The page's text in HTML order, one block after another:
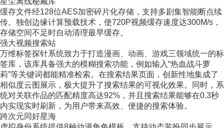
缓存文件经128位AES加密碎片化存储，支持多剧集智能断点续
传。独创边缘计算预载技术，使720P视频缓存速度达300M/s，
存储空间不足时自动清理最早缓存。
强大视频搜索站​
万维标签探针系统致力于打造漫画、动画、游戏三领域统一的标
签库，该库具备强大的模糊搜索功能，例如输入“热血战斗萝
莉”等关键词都能精准检索。在搜索结果页面，创新性地集成了
相似度云图展示，极大提升了搜索结果的可视化效果。同时，系
统对关联作品的匹配精度高达92%，并且搜索结果能够在0.3秒
内实现实时刷新，为用户带来高效、便捷的搜索体验。
​跨次元同好星海​